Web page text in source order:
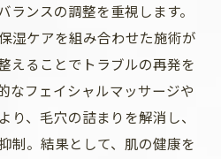
ランスの調整を重視します。
湿ケアを組み合わせた施術が
えることでトラブルの再発を
なフェイシャルマッサージや
り、毛穴の詰まりを解消し、
制。結果として、肌の健康を